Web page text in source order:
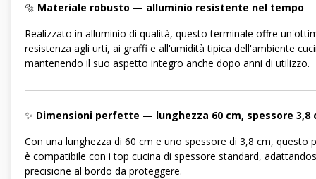
🔩 Materiale robusto — alluminio resistente nel tempo
Realizzato in alluminio di qualità, questo terminale offre
resistenza agli urti, ai graffi e all'umidità tipica dell'ambiente
mantenendo il suo aspetto integro anche dopo anni di utilizzo.
✨ Dimensioni perfette — lunghezza 60 cm, spessore 3,8
Con una lunghezza di 60 cm e uno spessore di 3,8 cm, questo
è compatibile con i top cucina di spessore standard,
precisione al bordo da proteggere.